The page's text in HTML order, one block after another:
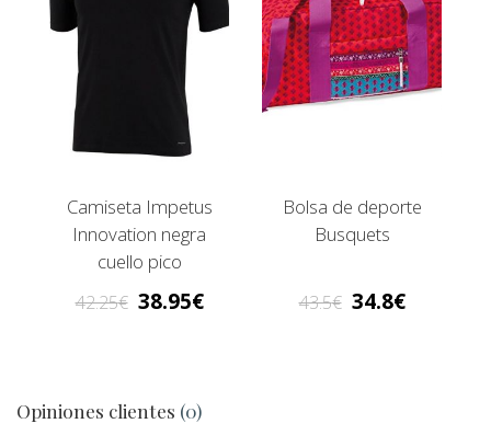
Camiseta Impetus
Innovation negra
cuello pico
42.25 38.95
Bolsa de deporte
Busquets
43.5 34.8
Opiniones clientes (0)